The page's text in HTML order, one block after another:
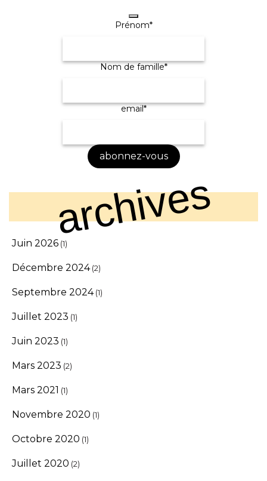
Prénom*
Nom de famille*
email*
abonnez-vous
archives
Juin 2026 (1)
Décembre 2024(2)
Septembre 2024(1)
Juillet 2023 (1)
Juin 2023 (1)
Mars 2023 (2)
Mars 2021 (1)
Novembre 2020 (1)
Octobre 2020 (1)
Juillet 2020 (2)